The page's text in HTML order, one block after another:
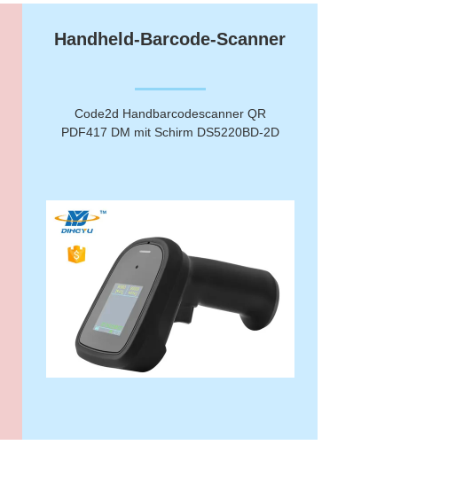
Handheld-Barcode-Scanner
Code2d Handbarcodescanner QR
PDF417 DM mit Schirm DS5220BD-2D